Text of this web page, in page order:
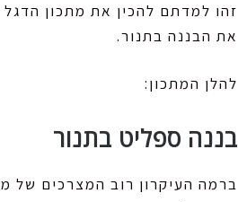
זהו למדתם להכין את מתכון
את הבננה בתנור.
להלן המתכון:
בננה ספליט בתנור
ברמה העיקרון רוב המצרכים של